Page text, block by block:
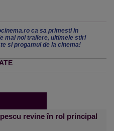
ca sa primesti in
mai noi trailere, ultimele stiri
si progamul de la cinema!
revine în rol principal